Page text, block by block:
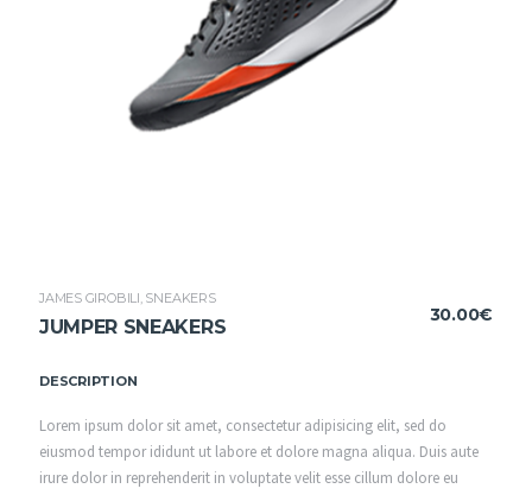
JAMES GIROBILI, SNEAKERS
JUMPER SNEAKERS
30.00€
DESCRIPTION
Lorem ipsum dolor sit amet, consectetur adipisicing elit, sed do
eiusmod tempor ididunt ut labore et dolore magna aliqua. Duis aute
irure dolor in reprehenderit in voluptate velit esse cillum dolore eu